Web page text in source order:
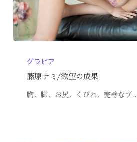
グラビア
藤原ナミ/欲望の成果
胸、脚、お尻、くびれ、完璧なプ…